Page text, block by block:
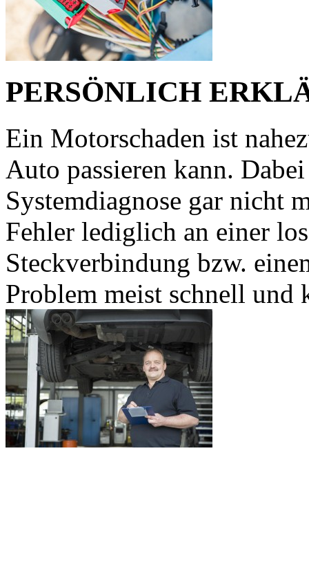
PERSÖNLICH
Ein Motorschaden ist
Auto passieren kann.
Systemdiagnose gar nicht
Fehler lediglich an einer
Steckverbindung bzw.
Problem meist schnell und